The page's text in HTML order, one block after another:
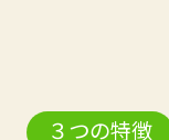
３つの特徴